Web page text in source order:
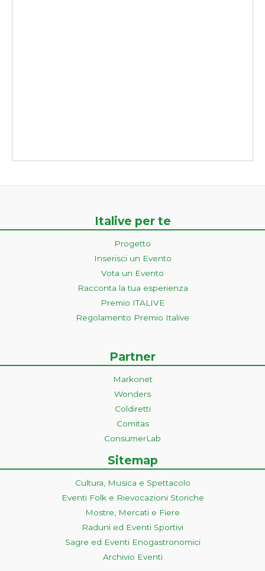
Italive per te
Progetto
Inserisci un Evento
Vota un Evento
Racconta la tua esperienza
Premio ITALIVE
Regolamento Premio Italive
Partner
Markonet
Wonders
Coldiretti
Comitas
ConsumerLab
Sitemap
Cultura, Musica e Spettacolo
Eventi Folk e Rievocazioni Storiche
Mostre, Mercati e Fiere
Raduni ed Eventi Sportivi
Sagre ed Eventi Enogastronomici
Archivio Eventi